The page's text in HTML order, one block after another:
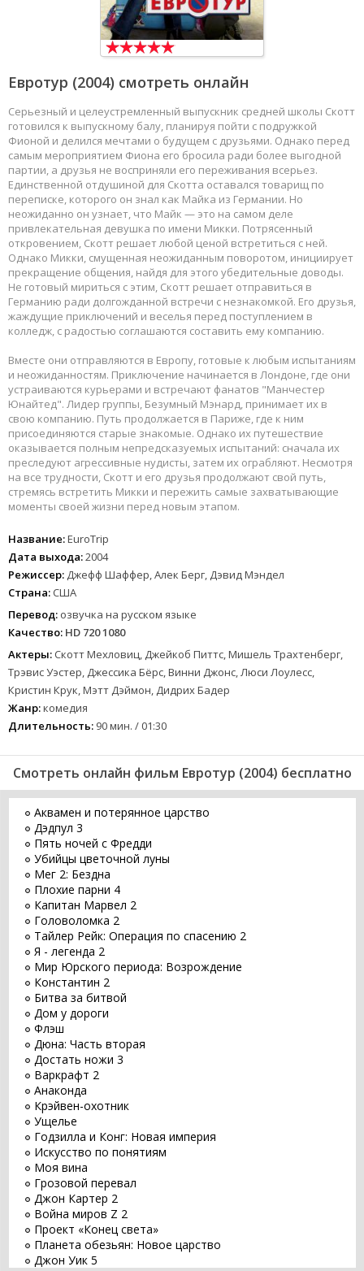
Евротур (2004) смотреть онлайн
Серьезный и целеустремленный выпускник средней школы Скотт
готовился к выпускному балу, планируя пойти с подружкой
Фионой и делился мечтами о будущем с друзьями. Однако перед
самым мероприятием Фиона его бросила ради более выгодной
партии, а друзья не восприняли его переживания всерьез.
Единственной отдушиной для Скотта оставался товарищ по
переписке, которого он знал как Майка из Германии. Но
неожиданно он узнает, что Майк — это на самом деле
привлекательная девушка по имени Микки. Потрясенный
откровением, Скотт решает любой ценой встретиться с ней.
Однако Микки, смущенная неожиданным поворотом, инициирует
прекращение общения, найдя для этого убедительные доводы.
Не готовый мириться с этим, Скотт решает отправиться в
Германию ради долгожданной встречи с незнакомкой. Его друзья,
жаждущие приключений и веселья перед поступлением в
колледж, с радостью соглашаются составить ему компанию.
Вместе они отправляются в Европу, готовые к любым испытаниям
и неожиданностям. Приключение начинается в Лондоне, где они
устраиваются курьерами и встречают фанатов "Манчестер
Юнайтед". Лидер группы, Безумный Мэнард, принимает их в
свою компанию. Путь продолжается в Париже, где к ним
присоединяются старые знакомые. Однако их путешествие
оказывается полным непредсказуемых испытаний: сначала их
преследуют агрессивные нудисты, затем их ограбляют. Несмотря
на все трудности, Скотт и его друзья продолжают свой путь,
стремясь встретить Микки и пережить самые захватывающие
моменты своей жизни перед новым этапом.
Название:EuroTrip
Дата выхода:2004
Режиссер: Джефф Шаффер, Алек Берг, Дэвид Мэндел
Страна: США
Перевод: озвучка на русском языке
Качество: HD 720 1080
Актеры: Скотт Мехловиц, Джейкоб Питтс, Мишель Трахтенберг,
Трэвис Уэстер, Джессика Бёрс, Винни Джонс, Люси Лоулесс,
Кристин Крук, Мэтт Дэймон, Дидрих Бадер
Жанр:комедия
Длительность: 90 мин. / 01:30
Смотреть онлайн фильм Евротур (2004) бесплатно
Аквамен и потерянное царство
Дэдпул 3
Пять ночей с Фредди
Убийцы цветочной луны
Мег 2: Бездна
Плохие парни 4
Капитан Марвел 2
Головоломка 2
Тайлер Рейк: Операция по спасению 2
Я - легенда 2
Мир Юрского периода: Возрождение
Константин 2
Битва за битвой
Дом у дороги
Флэш
Дюна: Часть вторая
Достать ножи 3
Варкрафт 2
Анаконда
Крэйвен-охотник
Ущелье
Годзилла и Конг: Новая империя
Искусство по понятиям
Моя вина
Грозовой перевал
Джон Картер 2
Война миров Z 2
Проект «Конец света»
Планета обезьян: Новое царство
Джон Уик 5